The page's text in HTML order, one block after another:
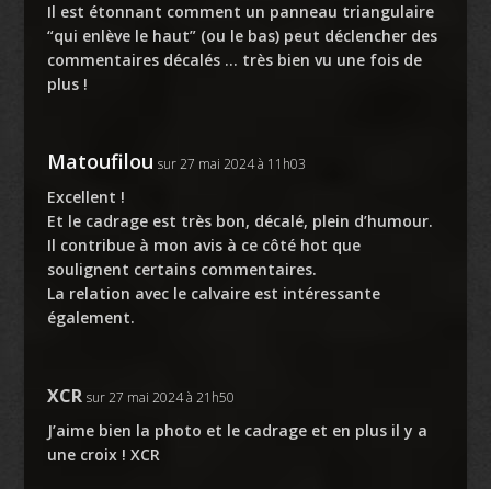
Il est étonnant comment un panneau triangulaire
“qui enlève le haut” (ou le bas) peut déclencher des
commentaires décalés … très bien vu une fois de
plus !
Matoufilou sur 27 mai 2024 à 11h03
Excellent !
Et le cadrage est très bon, décalé, plein d’humour.
Il contribue à mon avis à ce côté hot que
soulignent certains commentaires.
La relation avec le calvaire est intéressante
également.
XCR sur 27 mai 2024 à 21h50
J’aime bien la photo et le cadrage et en plus il y a
une croix ! XCR